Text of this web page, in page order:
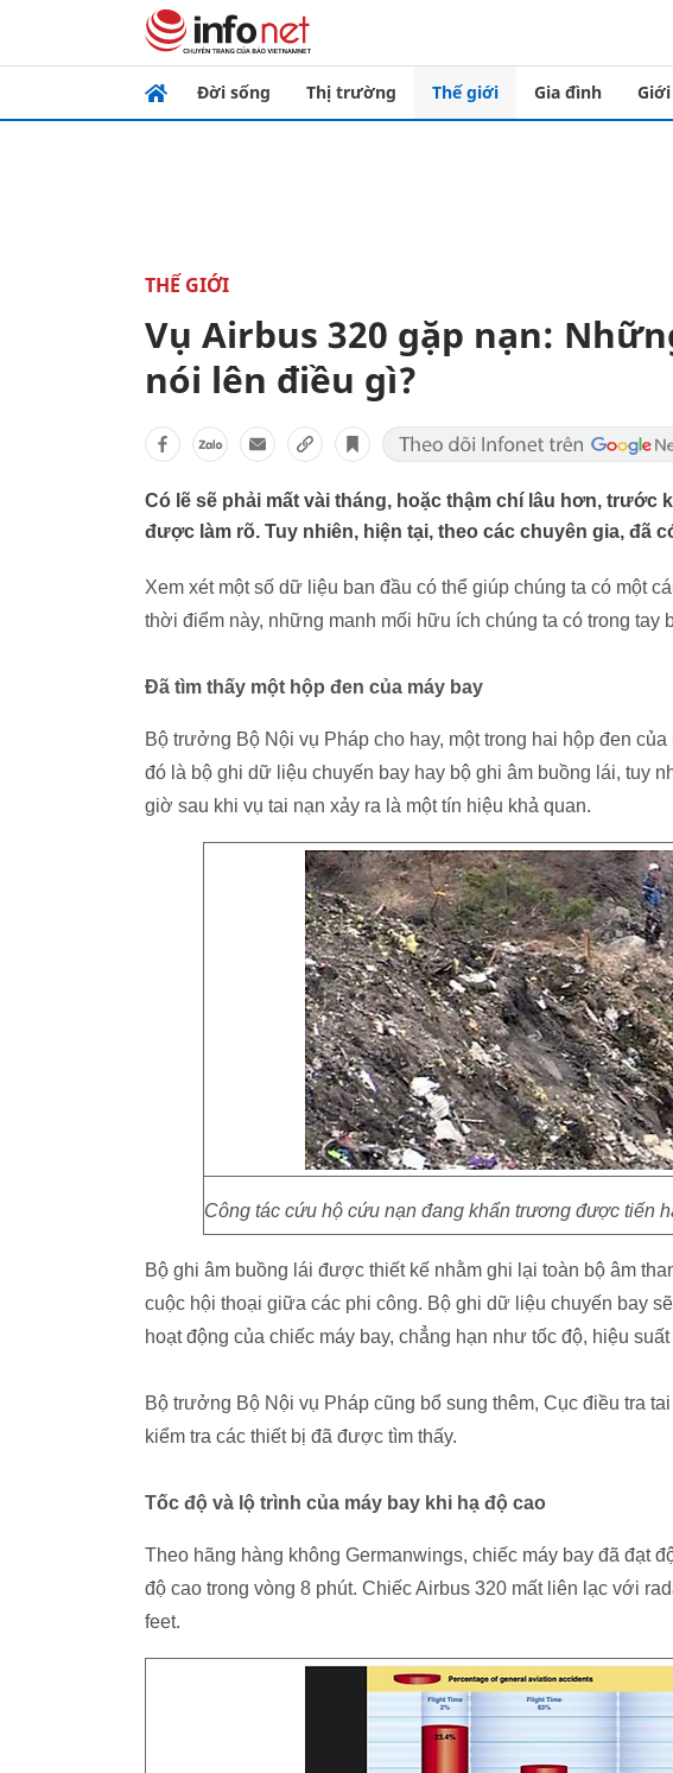
Đời sống Thị trường Thế giới Gia đình
THẾ GIỚI
Vụ Airbus 320 gặp nạn:
nói lên điều gì?
Có lẽ sẽ phải mất vài tháng, hoặc thậm chí lâu hơn, trước
được làm rõ. Tuy nhiên, hiện tại, theo các chuyên gia, đã
Xem xét một số dữ liệu ban đầu có thể giúp chúng ta có một
thời điểm này, những manh mối hữu ích chúng ta có trong tay
Đã tìm thấy một hộp đen của máy bay
Bộ trưởng Bộ Nội vụ Pháp cho hay, một trong hai hộp đen
đó là bộ ghi dữ liệu chuyến bay hay bộ ghi âm buồng lái, tuy
giờ sau khi vụ tai nạn xảy ra là một tín hiệu khả quan.
Công tác cứu hộ cứu nạn đang khẩn trương được tiến
Bộ ghi âm buồng lái được thiết kế nhằm ghi lại toàn bộ âm
cuộc hội thoại giữa các phi công. Bộ ghi dữ liệu chuyến bay
hoạt động của chiếc máy bay, chẳng hạn như tốc độ, hiệu
Bộ trưởng Bộ Nội vụ Pháp cũng bổ sung thêm, Cục điều tra
kiểm tra các thiết bị đã được tìm thấy.
Tốc độ và lộ trình của máy bay khi hạ độ cao
Theo hãng hàng không Germanwings, chiếc máy bay đã đạt
độ cao trong vòng 8 phút. Chiếc Airbus 320 mất liên lạc với
feet.